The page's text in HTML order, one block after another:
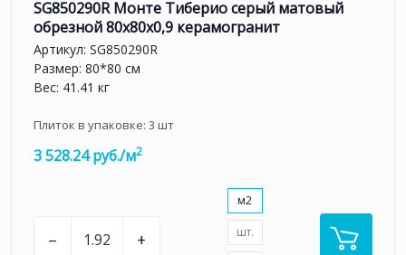
SG850290R Монте Тиберио серый матовый
обрезной 80x80x0,9 керамогранит
Артикул: SG850290R
Размер: 80*80 см
Вес: 41.41 кг
Плиток в упаковке: 3 шт
3 528.24 руб./м2
– +
м2
шт.